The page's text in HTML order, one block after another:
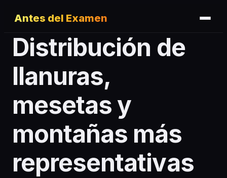
Antes del Examen
Distribución de
llanuras,
mesetas y
montañas más
representativas